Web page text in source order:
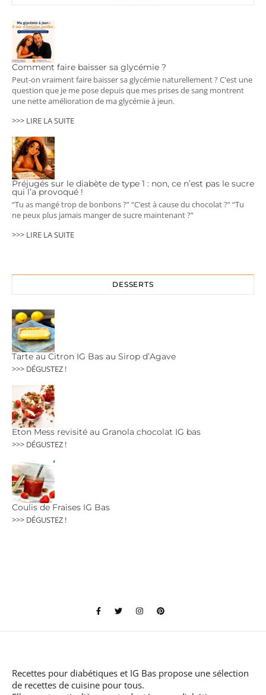
Comment faire baisser sa glycémie ?
Peut-on vraiment faire baisser sa glycémie naturellement ? C'est une
question que je me pose depuis que mes prises de sang montrent
une nette amélioration de ma glycémie à jeun.
>>> LIRE LA SUITE
Préjugés sur le diabète de type 1 : non, ce n’est pas le sucre
qui l’a provoqué !
“Tu as mangé trop de bonbons ?” “C’est à cause du chocolat ?” “Tu
ne peux plus jamais manger de sucre maintenant ?”
>>> LIRE LA SUITE
DESSERTS
Tarte au Citron IG Bas au Sirop d’Agave
>>> DÉGUSTEZ !
Eton Mess revisité au Granola chocolat IG bas
>>> DÉGUSTEZ !
Coulis de Fraises IG Bas
>>> DÉGUSTEZ !
Recettes pour diabétiques et IG Bas propose une sélection
de recettes de cuisine pour tous.